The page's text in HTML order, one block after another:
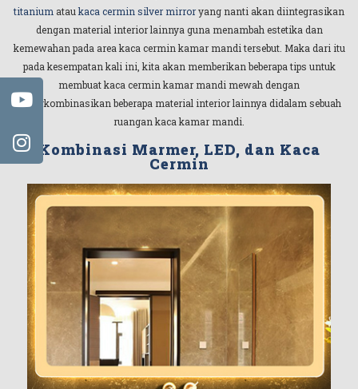
titanium atau kaca cermin silver mirroryang nanti akan diintegrasikan
dengan material interior lainnya guna menambah estetika dan
kemewahan pada area kaca cermin kamar mandi tersebut. Maka dari itu
pada kesempatan kali ini, kita akan memberikan beberapa tips untuk
membuat kaca cermin kamar mandi mewah dengan
mengkombinasikan beberapa material interior lainnya didalam sebuah
ruangan kaca kamar mandi.
Kombinasi Marmer, LED, dan Kaca
Cermin